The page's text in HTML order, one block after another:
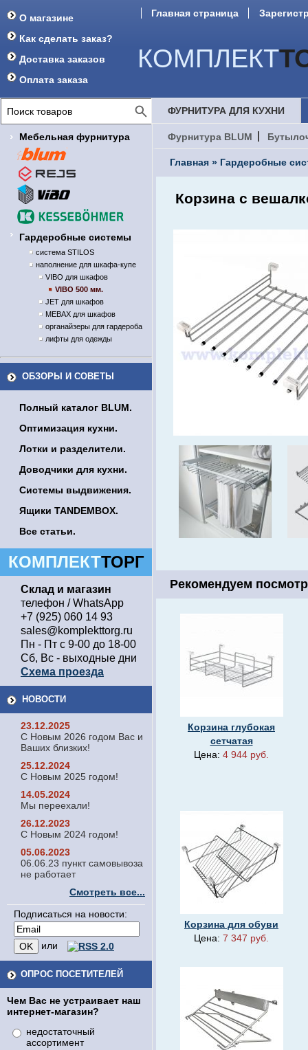
О магазине
Как сделать заказ?
Доставка заказов
Оплата заказа
Главная страница
КОМПЛЕКТ
Мебельная фурнитура
Гардеробные системы
система STILOS
наполнение для шкафа-купе
VIBO для шкафов
VIBO 500 мм.
JET для шкафов
MEBAX для шкафов
органайзеры для гардероба
лифты для одежды
ОБЗОРЫ И СОВЕТЫ
Полный каталог BLUM.
Оптимизация кухни.
Лотки и разделители.
Доводчики для кухни.
Системы выдвижения.
Ящики TANDEMBOX.
Все статьи.
КОМПЛЕКТТОРГ
Склад и магазин
телефон / WhatsApp
+7 (925) 060 14 93
sales@komplekttorg.ru
Пн - Пт с 9-00 до 18-00
Сб, Вс - выходные дни
Схема проезда
НОВОСТИ
23.12.2025
С Новым 2026 годом Вас и
Ваших близких!
25.12.2024
С Новым 2025 годом!
14.05.2024
Мы переехали!
26.12.2023
С Новым 2024 годом!
05.06.2023
06.06.23 пункт самовывоза
не работает
Смотреть все...
Подписаться на новости:
или
ОПРОС ПОСЕТИТЕЛЕЙ
Чем Вас не устраивает наш
интернет-магазин?
недостаточный
ассортимент
ФУРНИТУРА ДЛЯ КУХНИ
Фурнитура BLUM
Главная » Гардеробные
Корзина с
Рекомендуем
Корзина глубокая
сетчатая
Цена: 4 944 руб.
Корзина для обуви
Цена: 7 347 руб.